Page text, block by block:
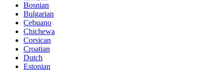
Bosnian
Bulgarian
Cebuano
Chichewa
Corsican
Croatian
Dutch
Estonian